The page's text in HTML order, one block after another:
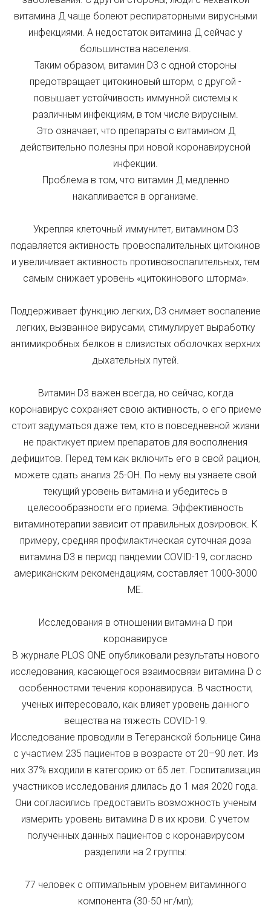
витамина Д чаще болеют респираторными вирусными
инфекциями. А недостаток витамина Д сейчас у
большинства населения.
Таким образом, витамин D3 с одной стороны
предотвращает цитокиновый шторм, с другой -
повышает устойчивость иммунной системы к
различным инфекциям, в том числе вирусным.
Это означает, что препараты с витамином Д
действительно полезны при новой коронавирусной
инфекции.
Проблема в том, что витамин Д медленно
накапливается в организме.
Укрепляя клеточный иммунитет, витамином D3
подавляется активность провоспалительных цитокинов
и увеличивает активность противовоспалительных, тем
самым снижает уровень «цитокинового шторма».
Поддерживает функцию легких, D3 снимает воспаление
легких, вызванное вирусами, стимулирует выработку
антимикробных белков в слизистых оболочках верхних
дыхательных путей.
Витамин D3 важен всегда, но сейчас, когда
коронавирус сохраняет свою активность, о его приеме
стоит задуматься даже тем, кто в повседневной жизни
не практикует прием препаратов для восполнения
дефицитов. Перед тем как включить его в свой рацион,
можете сдать анализ 25-ОН. По нему вы узнаете свой
текущий уровень витамина и убедитесь в
целесообразности его приема. Эффективность
витаминотерапии зависит от правильных дозировок. К
примеру, средняя профилактическая суточная доза
витамина D3 в период пандемии COVID-19, согласно
американским рекомендациям, составляет 1000-3000
МЕ.
Исследования в отношении витамина D при
коронавирусе
В журнале PLOS ONE опубликовали результаты нового
исследования, касающегося взаимосвязи витамина D с
особенностями течения коронавируса. В частности,
ученых интересовало, как влияет уровень данного
вещества на тяжесть COVID-19.
Исследование проводили в Тегеранской больнице Сина
с участием 235 пациентов в возрасте от 20–90 лет. Из
них 37% входили в категорию от 65 лет. Госпитализация
участников исследования длилась до 1 мая 2020 года.
Они согласились предоставить возможность ученым
измерить уровень витамина D в их крови. С учетом
полученных данных пациентов с коронавирусом
разделили на 2 группы:
77 человек с оптимальным уровнем витаминного
компонента (30-50 нг/мл);